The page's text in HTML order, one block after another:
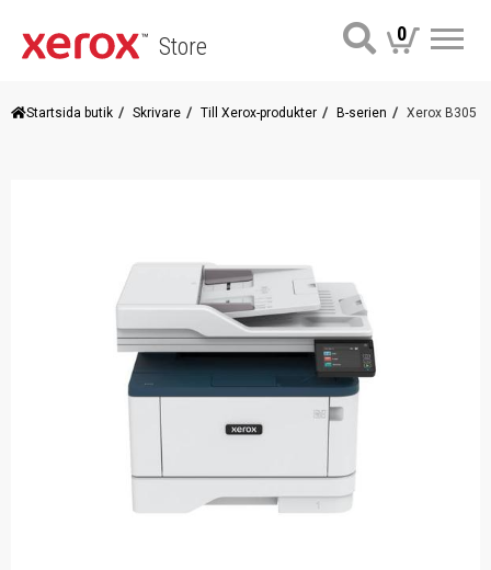
Store 0
Startsida butik Skrivare Till Xerox-produkter B-serien Xerox B305